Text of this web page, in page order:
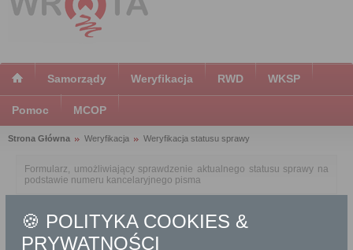
Samorządy Weryfikacja RWD WKSP
Pomoc MCOP
Strona Główna Weryfikacja Weryfikacja statusu sprawy
Formularz, umożliwiający sprawdzenie aktualnego statusu sprawy na
podstawie numeru kancelaryjnego pisma
Szczegóły sprawy
🍪 POLITYKA COOKIES &
PRYWATNOŚCI